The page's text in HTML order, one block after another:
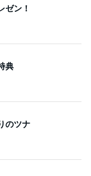
ゼン！
典
のツナ